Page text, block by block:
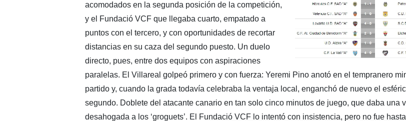
acomodados en la segunda posición de la competición,
y el Fundació VCF que llegaba cuarto, empatado a
puntos con el tercero, y con oportunidades de recortar
distancias en su caza del segundo puesto. Un duelo
directo, pues, entre dos equipos con aspiraciones
paralelas. El Villareal golpeó primero y con fuerza: Yeremi Pino anotó en el tempranero
partido y, cuando la grada todavía celebraba la ventaja local, enganchó de nuevo el
segundo. Doblete del atacante canario en tan solo cinco minutos de juego, que daba una
desahogada a los ‘groguets’. El Fundació VCF lo intentó con insistencia, pero no fue